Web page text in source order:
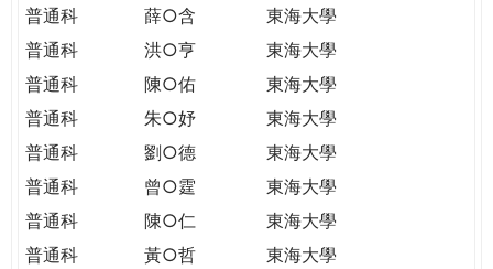
普通科
薛○含
東海大學
普通科
洪○亨
東海大學
普通科
陳○佑
東海大學
普通科
朱○妤
東海大學
普通科
劉○德
東海大學
普通科
曾○霆
東海大學
普通科
陳○仁
東海大學
普通科
黃○哲
東海大學